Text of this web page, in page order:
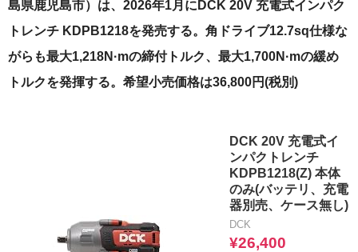
島県鹿児島市）は、2026年1月にDCK 20V 充電式インパク
トレンチ KDPB1218を発売する。角ドライブ12.7sq仕様な
がらも最大1,218N·mの締付トルク、最大1,700N·mの緩め
トルクを発揮する。希望小売価格は36,800円(税別)
DCK 20V 充電式イ
ンパクトレンチ
KDPB1218(Z) 本体
のみ(バッテリ、充電
器別売、ケース無し)
DCK
¥26,400